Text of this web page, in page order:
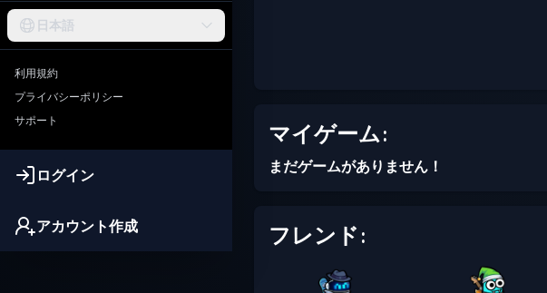
日本語
利用規約
プライバシーポリシー
サポート
ログイン
アカウント作成
マイゲーム:
まだゲームがありません！
フレンド: